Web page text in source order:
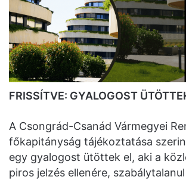
FRISSÍTVE: GYALOGOST
A Csongrád-Csanád Vármegyei
főkapitányság tájékoztatása
egy gyalogost ütöttek el, aki a
piros jelzés ellenére,